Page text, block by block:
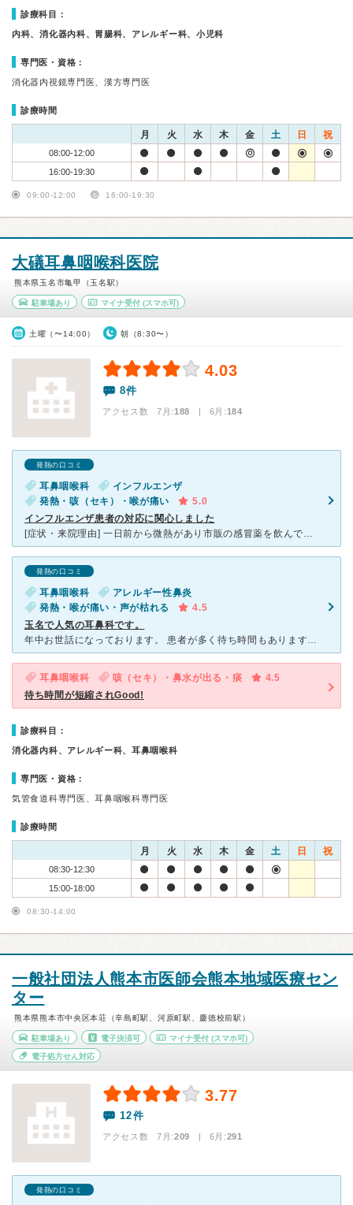
診療科目：
内科、消化器内科、胃腸科、アレルギー科、小児科
専門医・資格：
消化器内視鏡専門医、漢方専門医
診療時間
月 火 水 木 金 土 日 祝
08:00-12:00
16:00-19:30
09:00-12:00 16:00-19:30
大礒耳鼻咽喉科医院
熊本県玉名市亀甲（玉名駅）
駐車場あり マイナ受付(スマホ可)
土曜（〜14:00） 朝（8:30〜）
4.03
8件
アクセス数 7月:188 | 6月:184
発熱の口コミ
耳鼻咽喉科
インフルエンザ
発熱・咳（セキ）・喉が痛い
5.0
インフルエンザ患者の対応に関心しました
[症状・来院理由] 一日前から微熱があり市販の感冒薬を飲んで一時落ち着いたが、翌日になって38.9度の発熱になって寒気や関節痛もひどかったので受診しました。 以前から風邪の症状の時は通院していたク
発熱の口コミ
耳鼻咽喉科
アレルギー性鼻炎
発熱・喉が痛い・声が枯れる
4.5
玉名で人気の耳鼻科です。
年中お世話になっております。 患者が多く待ち時間もありますが 的確な診断をして頂き 薬も効きます。 子供が多いのは小児科ではあまり抗生剤など出しませんが、 ここはまず抗生剤！という感じです。
耳鼻咽喉科 咳（セキ）・鼻水が出る・痰
4.5
待ち時間が短縮されGood!
診療科目：
消化器内科、アレルギー科、耳鼻咽喉科
専門医・資格：
気管食道科専門医、耳鼻咽喉科専門医
診療時間
月 火 水 木 金 土 日 祝
08:30-12:30
15:00-18:00
08:30-14:00
一般社団法人熊本市医師会熊本地域医療セン
ター
熊本県熊本市中央区本荘（辛島町駅、河原町駅、慶徳校前駅）
駐車場あり 電子決済可 マイナ受付 (スマホ可)
電子処方せん対応
3.77
12件
アクセス数 7月:209 | 6月:291
発熱の口コミ